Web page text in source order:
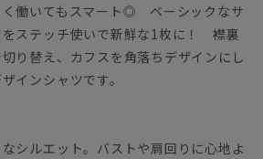
く働いてもスマート◎ ベーシックなサ
をステッチ使いで新鮮な1枚に！ 襟裏
り替え、カフスを角落ちデザインにし
インシャツです。
シルエット。バストや肩回りに心地よ